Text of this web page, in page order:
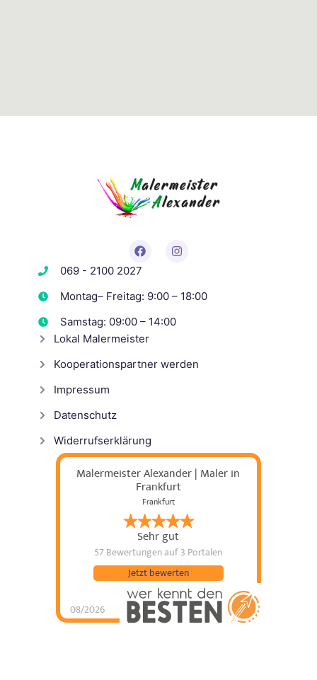
069 - 2100 2027
Montag– Freitag: 9:00 – 18:00
Samstag: 09:00 – 14:00
Lokal Malermeister
Kooperationspartner werden
Impressum
Datenschutz
Widerrufserklärung
Malermeister Alexander | Maler in
Frankfurt
Frankfurt
Sehr gut
57 Bewertungenauf 3 Portalen
08/2026
Jetzt bewerten
Malermeister
Alexander | Maler in